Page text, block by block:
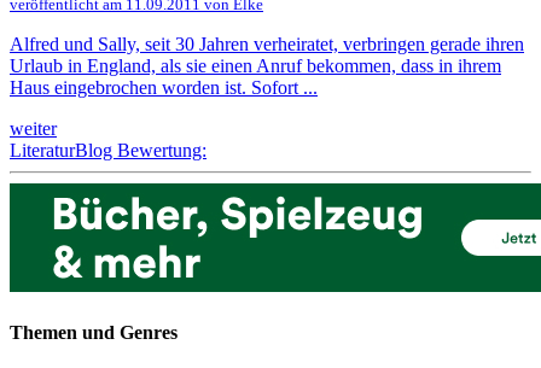
veröffentlicht am 11.09.2011 von Elke
Alfred und Sally, seit 30 Jahren verheiratet, verbringen gerade ihren
Urlaub in England, als sie einen Anruf bekommen, dass in ihrem
Haus eingebrochen worden ist. Sofort ...
weiter
LiteraturBlog Bewertung:
Themen und Genres